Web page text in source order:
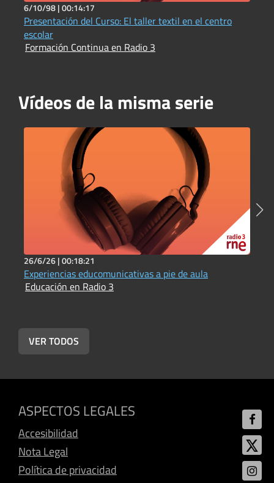
6/10/98 |00:14:17
Presentación del Curso: El taller textil en el centro
escolar
Formación Continua en Radio 3
Vídeos de la misma serie
26/6/26 |00:18:21
Experiencias educomunicativas a pie de aula
Educación en Radio 3
VER TODOS
ASPECTOS LEGALES
Accesibilidad
Nota Legal
Política de privacidad